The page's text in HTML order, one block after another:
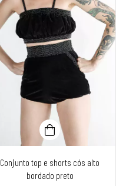
Conjunto top e shorts cós alto
bordado preto